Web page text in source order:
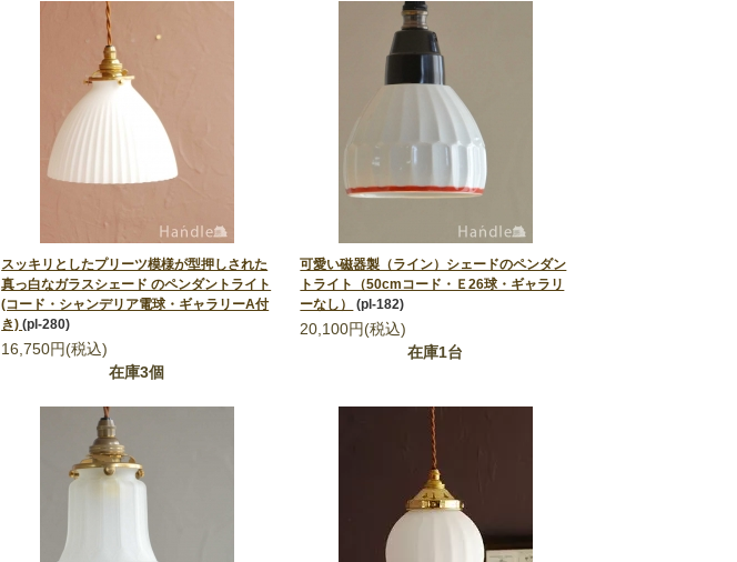
スッキリとしたプリーツ模様が型押しされた
真っ白なガラスシェード のペンダントライト
(コード・シャンデリア電球・ギャラリーA付
き)(pl-280)
16,750円(税込)
在庫3個
可愛い磁器製（ライン）シェードのペンダン
トライト（50cmコード・Ｅ26球・ギャラリ
ーなし）
(pl-182)
20,100円(税込)
在庫1台